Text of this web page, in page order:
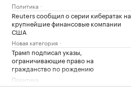
Политика
Reuters сообщил о серии кибератак на
крупнейшие финансовые компании
США
Новая категория
Трамп подписал указы,
ограничивающие право на
гражданство по рождению
Политика
В Пензенской области ввели план